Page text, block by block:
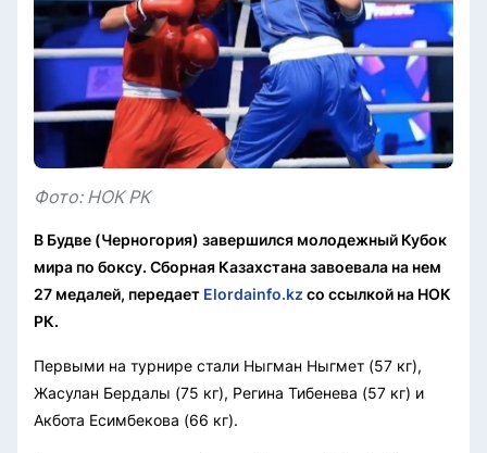
Фото: НОК РК
В Будве (Черногория) завершился молодежный Кубок
мира по боксу. Сборная Казахстана завоевала на нем
27 медалей, передает Elordainfo.kz со ссылкой на НОК
РК.
Первыми на турнире стали Ныгман Ныгмет (57 кг),
Жасулан Бердалы (75 кг), Регина Тибенева (57 кг) и
Акбота Есимбекова (66 кг).